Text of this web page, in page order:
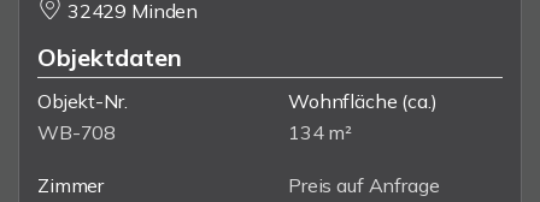
32429 Minden
Objektdaten
Objekt-Nr.
WB-708
Wohnfläche (ca.)
134 m²
Zimmer
Preis auf Anfrage